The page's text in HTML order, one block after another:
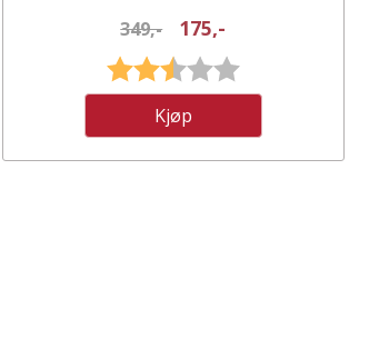
349,-
175,-
Karakter:
2.8 av 5 mulige
Kjøp